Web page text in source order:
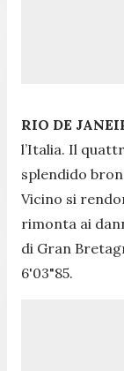
RIO DE
l’Italia. Il
splendido
Vicino si
rimonta ai
di Gran
6'03"85.